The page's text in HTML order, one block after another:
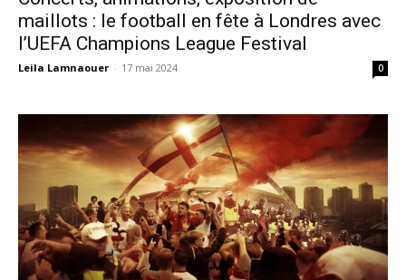
maillots : le football en fête à Londres avec
l’UEFA Champions League Festival
Leila Lamnaouer - 17 mai 2024 0